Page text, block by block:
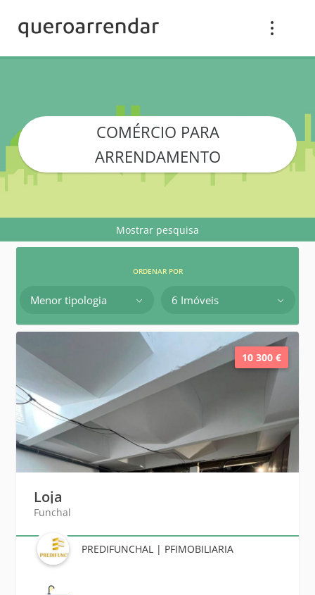
COMÉRCIO PARA
ARRENDAMENTO
Mostrar pesquisa
ORDENAR POR
Menor tipologia 6 Imóveis
10 300 €
Loja
Funchal
PREDIFUNCHAL | PFIMOBILIARIA